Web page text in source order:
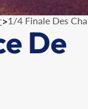
>1/4 Finale Des
De